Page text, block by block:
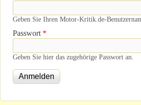
Geben Sie Ihren Motor-Kritik.de-
Passwort *
Geben Sie hier das zugehörige Passwort an.